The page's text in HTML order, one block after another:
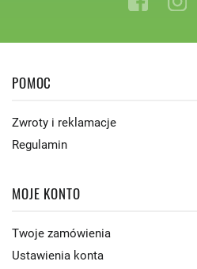
POMOC
Zwroty i reklamacje
Regulamin
MOJE KONTO
Twoje zamówienia
Ustawienia konta